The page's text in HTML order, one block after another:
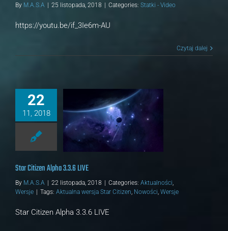
By M.A.S.A 25 listopada, 2018 Categories: Statki - Video
https://youtu.be/if_3Ie6m-AU
Czytaj dalej
22
11, 2018
Wersje
Star Citizen Alpha 3.3.6 LIVE
By M.A.S.A 22 listopada, 2018 Categories: Aktualności,
Wersje
Tags: Aktualna wersja Star Citizen, Nowości, Wersje
Star Citizen Alpha 3.3.6 LIVE